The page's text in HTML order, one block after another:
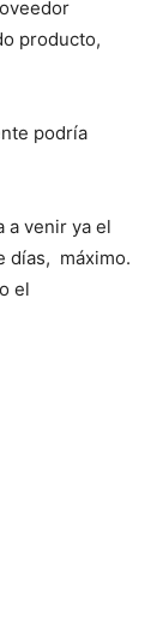
producto,
podría
a venir ya el
días, máximo.
el